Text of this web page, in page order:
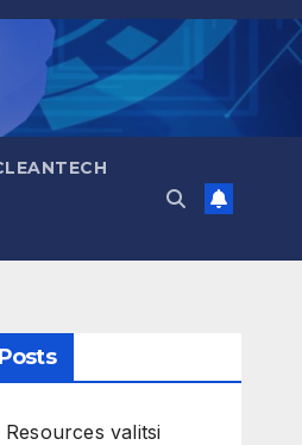
Resources valitsi